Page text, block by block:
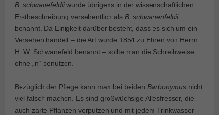
B. schwanefeldiiwurde übrigens in der wissenschaftlichen
Erstbeschreibung versehentlich als B. schwanenfeldii
benannt. Da Einigkeit darüber besteht, dass es sich um ein
Versehen handelt – die Art wurde 1854 zu Ehren von Herrn
H. W. Schwanefeld benannt – sollte man die Schreibweise
ohne „n“ benutzen.
Bezüglich der Pflege kann man bei beiden Barbonymus nicht
viel falsch machen. Es sind großwüchsige Allesfresser, die
auch zarte Pflanzen verputzen und mit jedem Trinkwasser